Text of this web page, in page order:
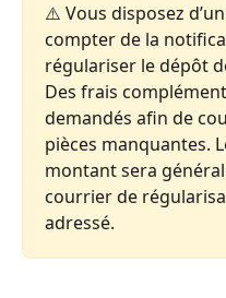
⚠️ Vous disposez d’un
compter de la
régulariser le dépôt
Des frais
demandés afin de
pièces manquantes.
montant sera
courrier de
adressé.